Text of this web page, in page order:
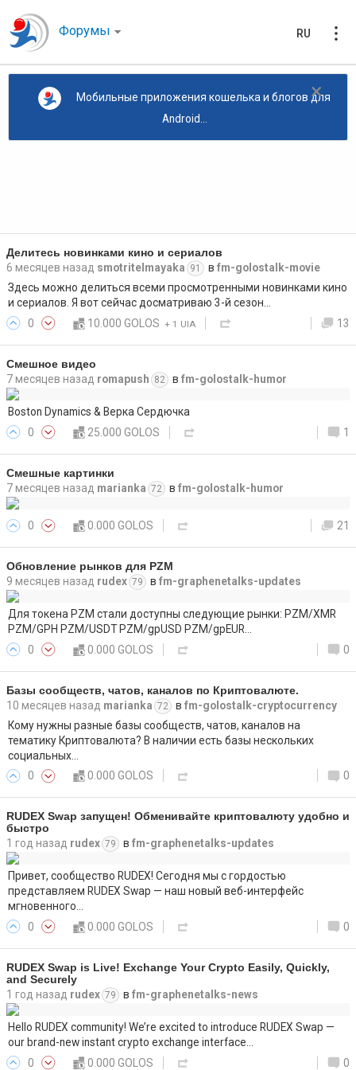
Форумы RU
×
Мобильные приложения кошелька и блогов для
Android...
Делитесь новинками кино и сериалов
6 месяцев назад smotritelmayaka 91 в fm-golostalk-movie
Здесь можно делиться всеми просмотренными новинками кино
и сериалов. Я вот сейчас досматриваю 3-й сезон…
0
10.000 GOLOS +1 UIA 13
Смешное видео
7 месяцев назад romapush 82 в fm-golostalk-humor
Boston Dynamics & Верка Сердючка
0
25.000 GOLOS 1
Смешные картинки
7 месяцев назад marianka 72 в fm-golostalk-humor
0 0.000 GOLOS 21
Обновление рынков для PZM
9 месяцев назад rudex 79 в fm-graphenetalks-updates
Для токена PZM стали доступны следующие рынки: PZM/XMR
PZM/GPH PZM/USDT PZM/gpUSD PZM/gpEUR…
0
0.000 GOLOS 0
Базы сообществ, чатов, каналов по Криптовалюте.
10 месяцев назад marianka 72 в fm-golostalk-cryptocurrency
Кому нужны разные базы сообществ, чатов, каналов на
тематику Криптовалюта? В наличии есть базы нескольких
социальных…
0
0.000 GOLOS 0
RUDEX Swap запущен! Обменивайте криптовалюту удобно и
быстро
1 год назад rudex 79 в fm-graphenetalks-updates
Привет, сообщество RUDEX! Сегодня мы с гордостью
представляем RUDEX Swap — наш новый веб-интерфейс
мгновенного…
0
0.000 GOLOS 0
RUDEX Swap is Live! Exchange Your Crypto Easily, Quickly,
and Securely
1 год назад rudex 79 в fm-graphenetalks-news
Hello RUDEX community! We’re excited to introduce RUDEX Swap —
our brand-new instant crypto exchange interface…
0
0.000 GOLOS 0